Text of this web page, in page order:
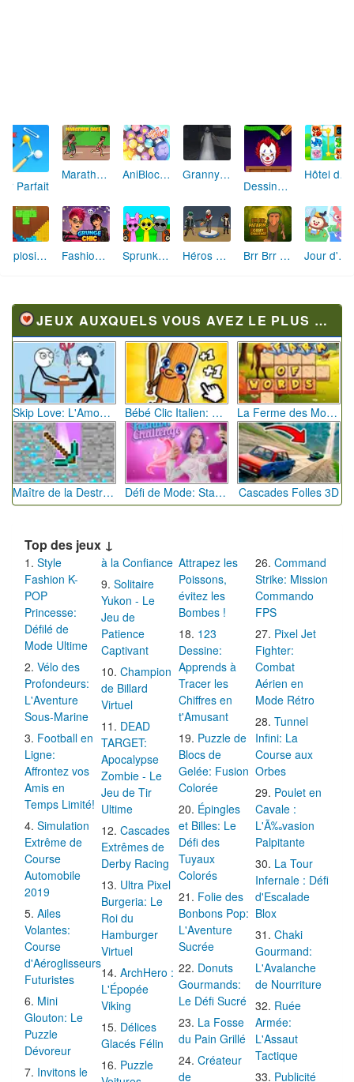
Tir Parfait
Marathon Champion io AniBlocos: Connecte les Animaux Mignons! Granny Revient 3D : Destin Maléfique
Dessine et Écrase : Le Jeu des Monstres
Hôtel des Animaux de Rêve
Explosion de Blocs de Sable Fashion Rebelle: Style Grunge Chic Sprunki Monster: Rythmes Musicaux Monstres Héros des Terres Hostiles Brr Brr Patapim: Le Défi Parkour Délirant Jour d'Aventure: Puzzles en Plein Air
JEUX AUXQUELS VOUS AVEZ LE PLUS JOUÉ
Skip Love: L'Amour en Péril Bébé Clic Italien: La Folie des Petits Bambins La Ferme des Mots - Cultivez votre Vocabulaire
Maître de la Destruction: Fusion de Pioches Défi de Mode: Star du Podium Cascades Folles 3D
Top des jeux ↓
Style
Fashion K-
POP
Princesse:
Défilé de
Mode Ultime
Vélo des
Profondeurs:
L'Aventure
Sous-Marine
Football en
Ligne:
Affrontez vos
Amis en
Temps Limité!
Simulation
Extrême de
Course
Automobile
2019
Ailes
Volantes:
Course
d'Aéroglisseurs
Futuristes
Mini
Glouton: Le
Puzzle
Dévoreur
Invitons le
à la Confiance
Solitaire
Yukon - Le
Jeu de
Patience
Captivant
Champion
de Billard
Virtuel
DEAD
TARGET:
Apocalypse
Zombie - Le
Jeu de Tir
Ultime
Cascades
Extrêmes de
Derby Racing
Ultra Pixel
Burgeria: Le
Roi du
Hamburger
Virtuel
ArchHero :
L'Épopée
Viking
Délices
Glacés Félin
Puzzle
Attrapez les
Poissons,
évitez les
Bombes !
123
Dessine:
Apprends à
Tracer les
Chiffres en
t'Amusant
Puzzle de
Blocs de
Gelée: Fusion
Colorée
Épingles
et Billes: Le
Défi des
Tuyaux
Colorés
Folie des
Bonbons Pop:
L'Aventure
Sucrée
Donuts
Gourmands:
Le Défi Sucré
La Fosse
du Pain Grillé
Créateur
de
Command
Strike: Mission
Commando
FPS
Pixel Jet
Fighter:
Combat
Aérien en
Mode Rétro
Tunnel
Infini: La
Course aux
Orbes
Poulet en
Cavale :
L'Ã‰vasion
Palpitante
La Tour
Infernale : Défi
d'Escalade
Blox
Chaki
Gourmand:
L'Avalanche
de Nourriture
Ruée
Armée:
L'Assaut
Tactique
Publicité